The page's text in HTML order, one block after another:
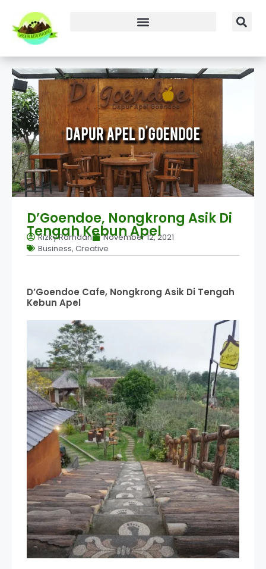
D’Goendoe, Nongkrong Asik Di
Tengah Kebun Apel
Rizky Ramdan
November 12, 2021
Business, Creative
D’Goendoe Cafe, Nongkrong Asik Di Tengah
Kebun Apel